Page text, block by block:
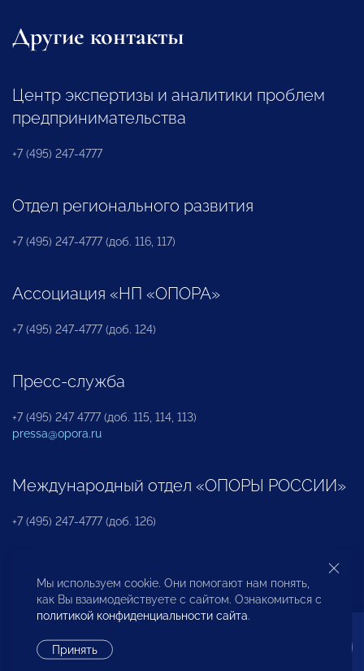
Другие контакты
Центр экспертизы и аналитики проблем
предпринимательства
+7 (495) 247-4777
Отдел регионального развития
+7 (495) 247-4777 (доб. 116, 117)
Ассоциация «НП «ОПОРА»
+7 (495) 247-4777 (доб. 124)
Пресс-служба
+7 (495) 247 4777 (доб. 115, 114, 113)
pressa@opora.ru
Международный отдел «ОПОРЫ РОССИИ»
+7 (495) 247-4777 (доб. 126)
Бюро по защите прав предпринимателей и
инвесторов
Мы используем cookie. Они помогают нам понять,
как Вы взаимодействуете с сайтом. Ознакомиться с
политикой конфиденциальности сайта.
Принять